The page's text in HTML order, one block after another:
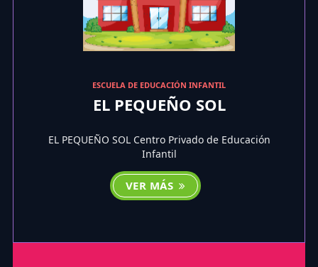
ESCUELA DE EDUCACIÓN INFANTIL
EL PEQUEÑO SOL
EL PEQUEÑO SOL Centro Privado de Educación
Infantil
VER MÁS